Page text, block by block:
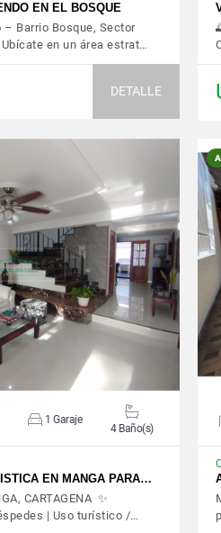
EN EL BOSQUE
– Barrio Bosque, Sector
en un área estrat…
DETALLE
DETALLES
1 Garaje
4 Baño(s)
EN MANGA PARA…
CARTAGENA ✨
| Uso turístico /…